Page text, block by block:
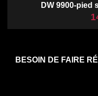
DW 9900-pied
BESOIN DE FAIRE